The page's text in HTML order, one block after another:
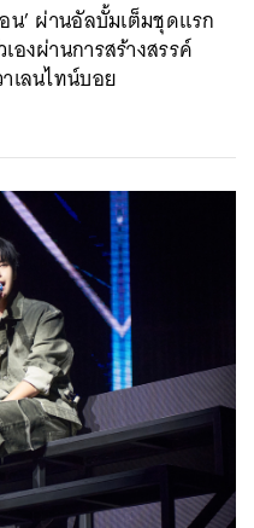
’ ผ่านอัลบั้มเต็มชุดเเรก
งผ่านการสร้างสรรค์
เลนไทน์บอย